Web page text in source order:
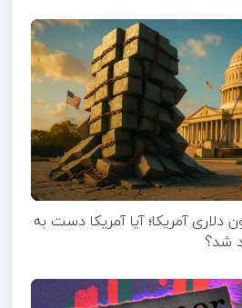
۳۸ تریلیون دلاری آمریکا؛ آیا آمریکا دست به
شد؟